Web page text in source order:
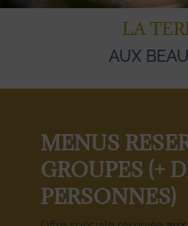
LA
AUX
MENUS
GROUPES (+
PERSONNES)